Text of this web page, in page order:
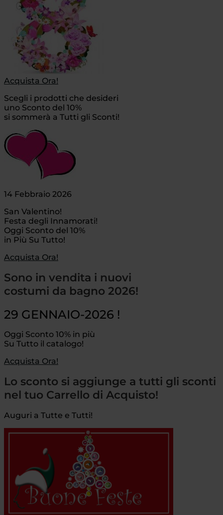
Acquista Ora!
Scegli i prodotti che desideri
uno Sconto del 10%
si sommerà a Tutti gli Sconti!
14 Febbraio 2026
San Valentino!
Festa degli Innamorati!
Oggi Sconto del 10%
in Più Su Tutto!
Acquista Ora!
Sono in vendita i nuovi
costumi da bagno 2026!
29 GENNAIO-2026 !
Oggi Sconto 10% in più
Su Tutto il catalogo!
Acquista Ora!
Lo sconto si aggiunge a tutti gli sconti
nel tuo Carrello di Acquisto!
Auguri a Tutte e Tutti!